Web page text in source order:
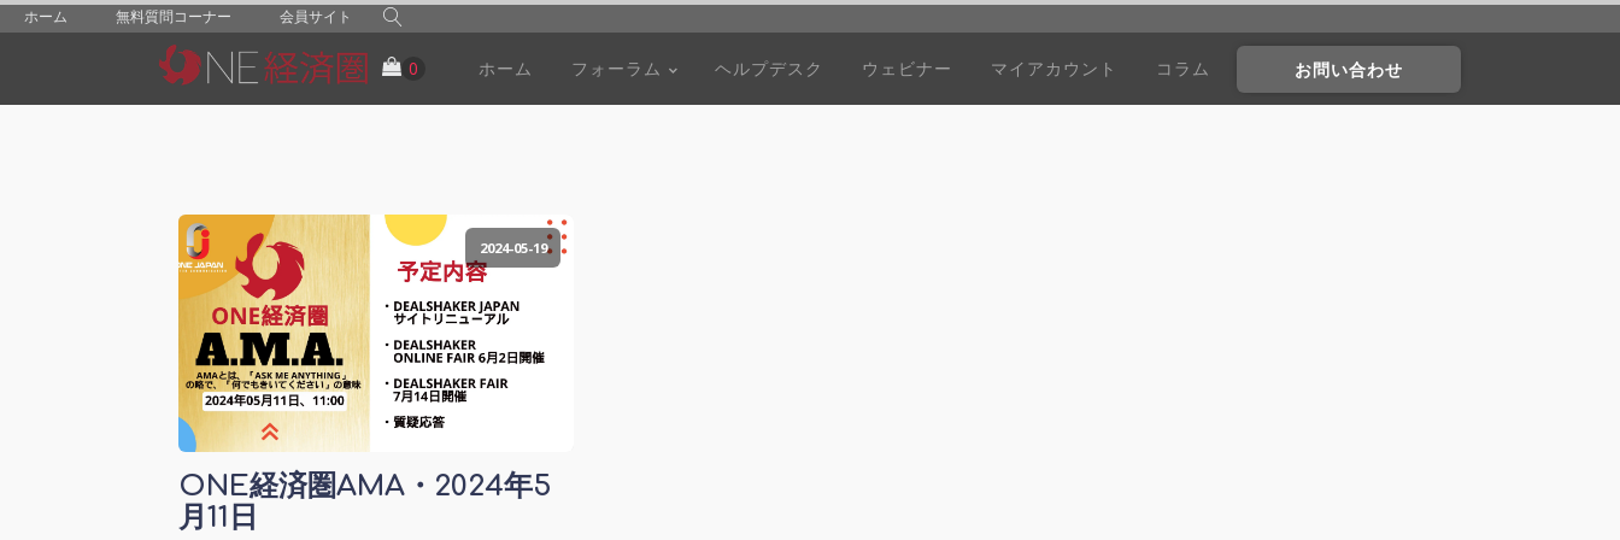
ホーム 無料質問コーナー 会員サイト
ホーム フォーラム ヘルプデスク ウェビナー マイアカウント コラム お問い合わせ
2024-05-19
ONE経済圏AMA・2024年5
月11日